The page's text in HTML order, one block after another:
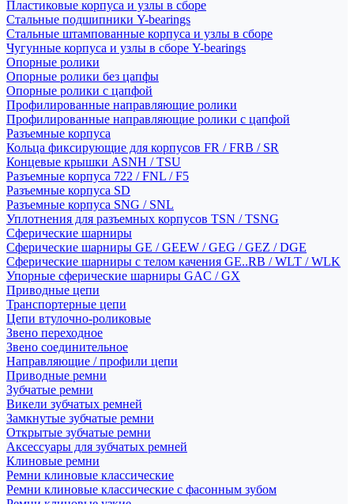
Пластиковые корпуса и узлы в сборе
Стальные подшипники Y-bearings
Стальные штампованные корпуса и узлы в сборе
Чугунные корпуса и узлы в сборе Y-bearings
Опорные ролики
Опорные ролики без цапфы
Опорные ролики с цапфой
Профилированные направляющие ролики
Профилированные направляющие ролики с цапфой
Разъемные корпуса
Кольца фиксирующие для корпусов FR / FRB / SR
Концевые крышки ASNH / TSU
Разъемные корпуса 722 / FNL / F5
Разъемные корпуса SD
Разъемные корпуса SNG / SNL
Уплотнения для разъемных корпусов TSN / TSNG
Сферические шарниры
Сферические шарниры GE / GEEW / GEG / GEZ / DGE
Сферические шарниры с телом качения GE..RB / WLT / WLK
Упорные сферические шарниры GAC / GX
Приводные цепи
Транспортерные цепи
Цепи втулочно-роликовые
Звено переходное
Звено соединительное
Направляющие / профили цепи
Приводные ремни
Зубчатые ремни
Викели зубчатых ремней
Замкнутые зубчатые ремни
Открытые зубчатые ремни
Аксессуары для зубчатых ремней
Клиновые ремни
Ремни клиновые классические
Ремни клиновые классические с фасонным зубом